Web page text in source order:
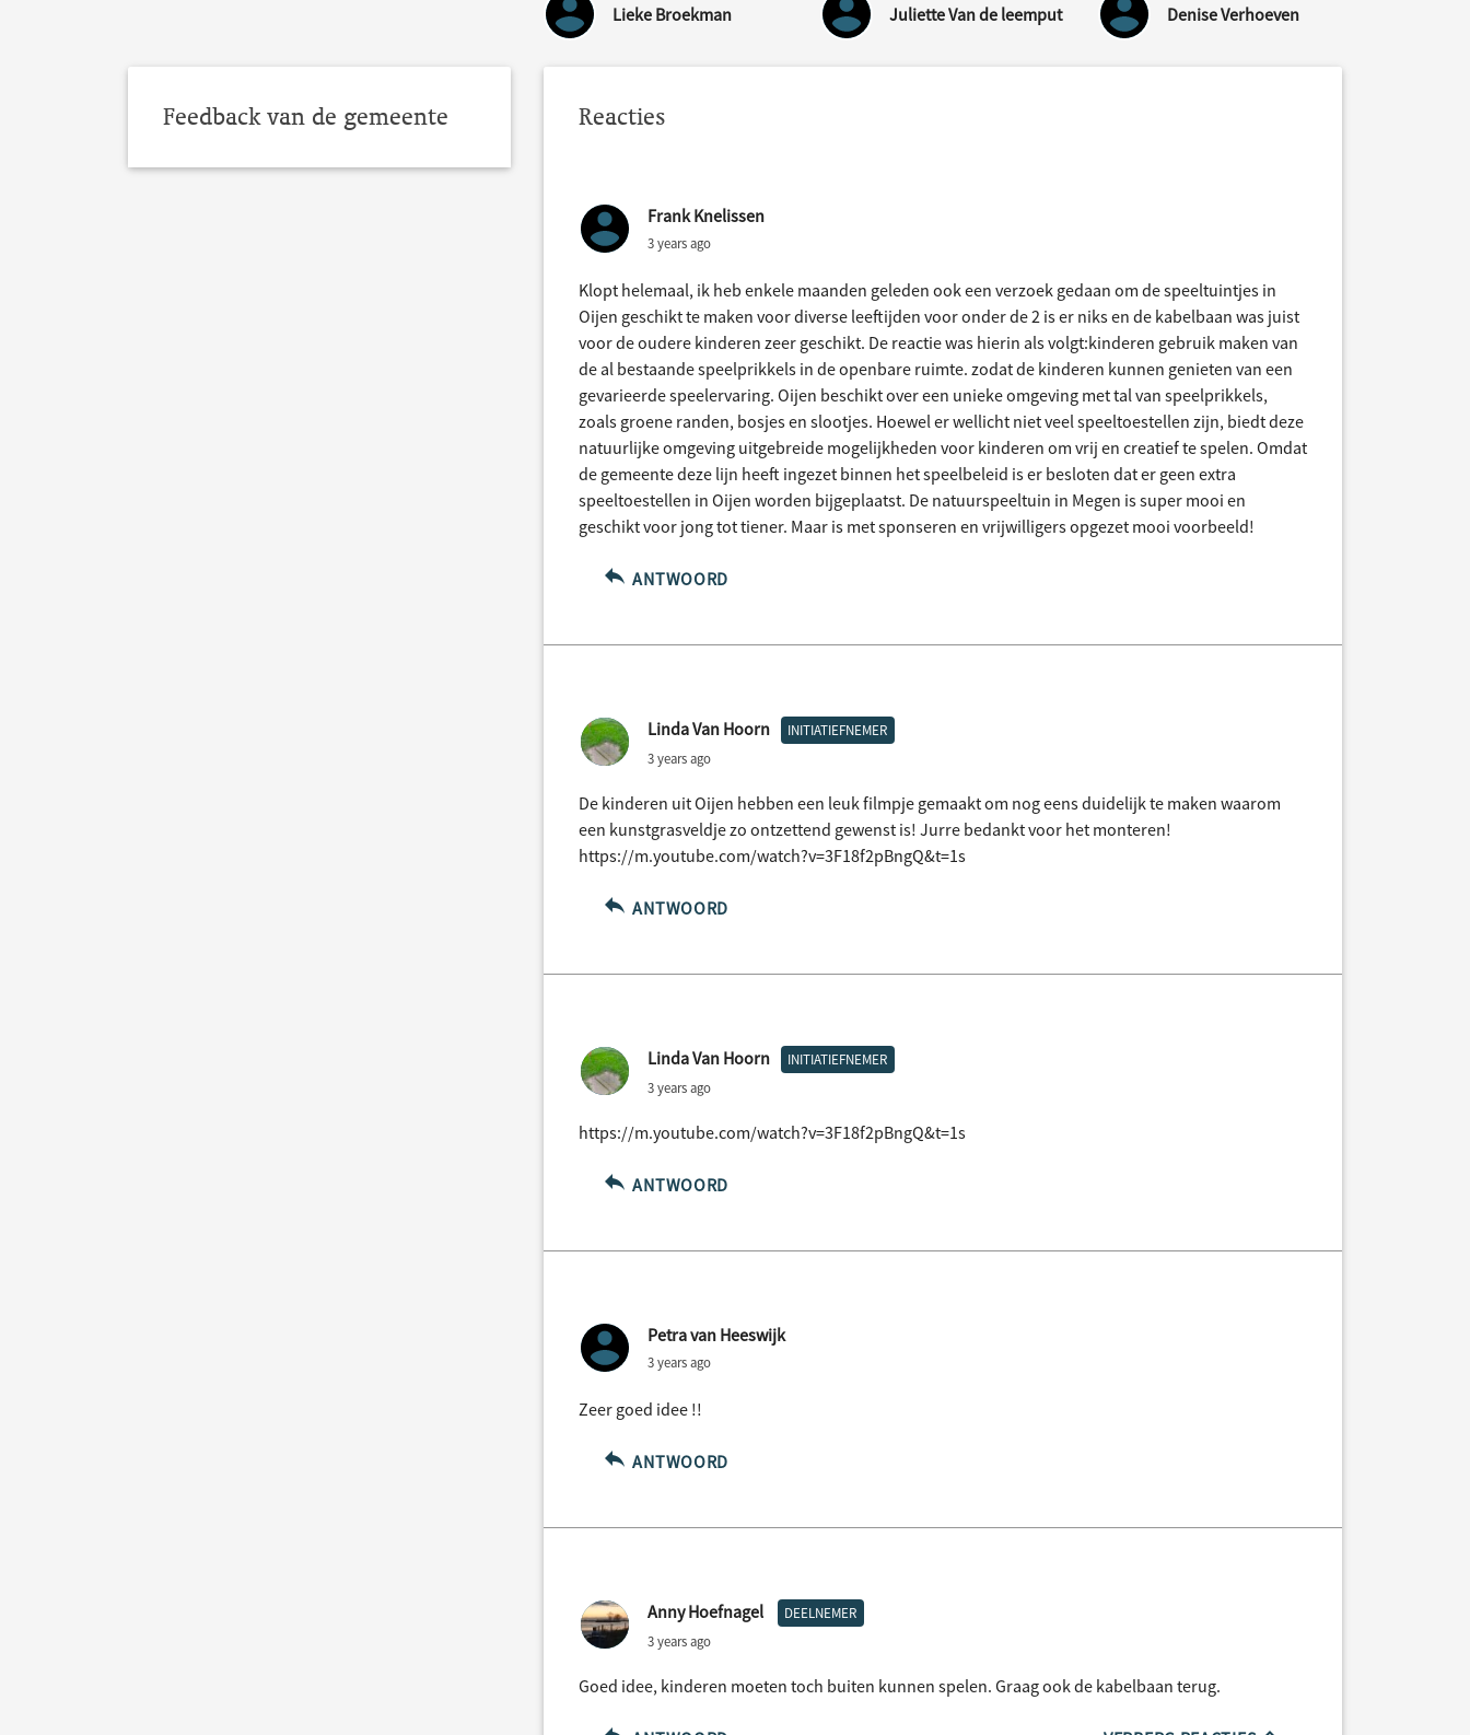
Lieke Broekman Juliette Van de leemput Denise Verhoeven
Feedback van de gemeente Reacties
Frank Knelissen
3 years ago
Klopt helemaal, ik heb enkele maanden geleden ook een verzoek gedaan om de speeltuintjes in
Oijen geschikt te maken voor diverse leeftijden voor onder de 2 is er niks en de kabelbaan was juist
voor de oudere kinderen zeer geschikt. De reactie was hierin als volgt:kinderen gebruik maken van
de al bestaande speelprikkels in de openbare ruimte. zodat de kinderen kunnen genieten van een
gevarieerde speelervaring. Oijen beschikt over een unieke omgeving met tal van speelprikkels,
zoals groene randen, bosjes en slootjes. Hoewel er wellicht niet veel speeltoestellen zijn, biedt deze
natuurlijke omgeving uitgebreide mogelijkheden voor kinderen om vrij en creatief te spelen. Omdat
de gemeente deze lijn heeft ingezet binnen het speelbeleid is er besloten dat er geen extra
speeltoestellen in Oijen worden bijgeplaatst. De natuurspeeltuin in Megen is super mooi en
geschikt voor jong tot tiener. Maar is met sponseren en vrijwilligers opgezet mooi voorbeeld!
ANTWOORD
Linda Van Hoorn INITIATIEFNEMER
3 years ago
De kinderen uit Oijen hebben een leuk filmpje gemaakt om nog eens duidelijk te maken waarom
een kunstgrasveldje zo ontzettend gewenst is! Jurre bedankt voor het monteren!
https://m.youtube.com/watch?v=3F18f2pBngQ&t=1s
ANTWOORD
Linda Van Hoorn INITIATIEFNEMER
3 years ago
https://m.youtube.com/watch?v=3F18f2pBngQ&t=1s
ANTWOORD
Petra van Heeswijk
3 years ago
Zeer goed idee !!
ANTWOORD
Anny Hoefnagel DEELNEMER
3 years ago
Goed idee, kinderen moeten toch buiten kunnen spelen. Graag ook de kabelbaan terug.